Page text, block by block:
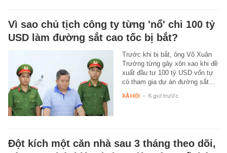
Vì sao chủ tịch công ty từng 'nổ' chi 100 tỷ
USD làm đường sắt cao tốc bị bắt?
Trước khi bị bắt, ông Võ Xuân
Trường từng gây xôn xao khi đề
xuất đầu tư 100 tỷ USD vốn tự
có tham gia dự án đường sắt…
XÃ HỘI - 6 giờ trước
Đột kích một căn nhà sau 3 tháng theo dõi,